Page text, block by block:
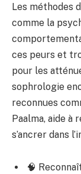
Les méthodes
comme la
ces peurs et
pour les
sophrologie
reconnues
Paalma, aide à
s’ancrer dans
🧠